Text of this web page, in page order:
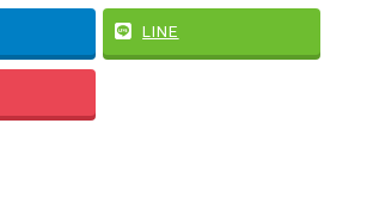
LINE